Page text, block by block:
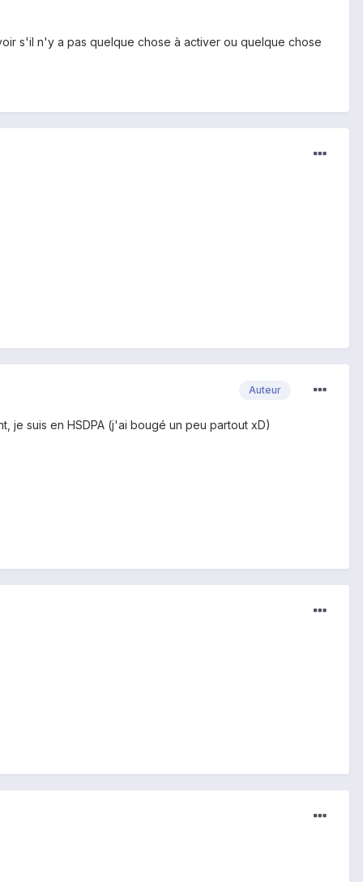
s'il n'y a pas quelque chose à activer ou quelque chose
Auteur
je suis en HSDPA (j'ai bougé un peu partout xD)